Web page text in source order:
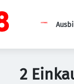
2